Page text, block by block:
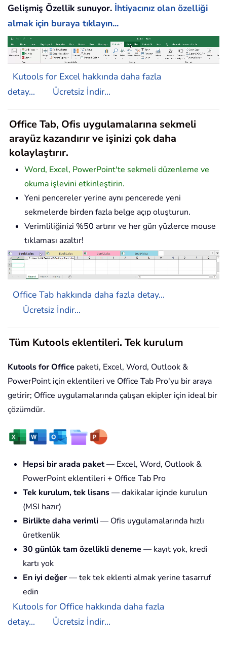
Gelişmiş Özellik sunuyor. İhtiyacınız olan özelliği
almak için buraya tıklayın...
Kutools for Excel hakkında daha fazla
detay...
Ücretsiz İndir...
Office Tab, Ofis uygulamalarına sekmeli
arayüz kazandırır ve işinizi çok daha
kolaylaştırır.
Word, Excel, PowerPoint'te sekmeli düzenleme ve
okuma işlevini etkinleştirin.
Yeni pencereler yerine aynı pencerede yeni
sekmelerde birden fazla belge açıp oluşturun.
Verimliliğinizi %50 artırır ve her gün yüzlerce mouse
tıklaması azaltır!
Office Tab hakkında daha fazla detay...
Ücretsiz İndir...
Tüm Kutools eklentileri. Tek kurulum
Kutools for Office paketi, Excel, Word, Outlook &
PowerPoint için eklentileri ve Office Tab Pro'yu bir araya
getirir; Office uygulamalarında çalışan ekipler için ideal bir
çözümdür.
Hepsi bir arada paket— Excel, Word, Outlook &
PowerPoint eklentileri + Office Tab Pro
Tek kurulum, tek lisans— dakikalar içinde kurulun
(MSI hazır)
Birlikte daha verimli — Ofis uygulamalarında hızlı
üretkenlik
30 günlük tam özellikli deneme — kayıt yok, kredi
kartı yok
En iyi değer— tek tek eklenti almak yerine tasarruf
edin
Kutools for Office hakkında daha fazla
detay...
Ücretsiz İndir...